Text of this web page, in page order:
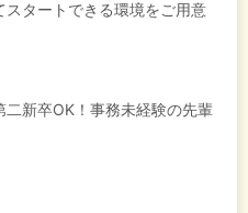
タートできる環境をご用意
二新卒OK！事務未経験の先輩